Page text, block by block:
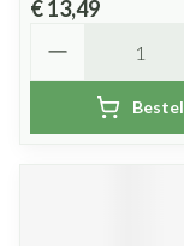
€ 13,49
Bestel